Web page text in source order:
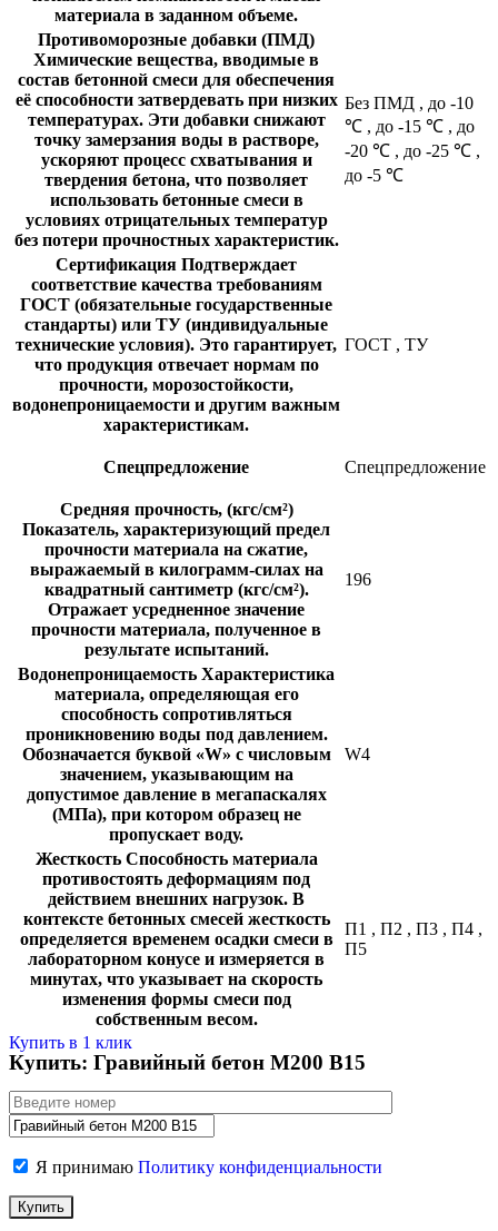
материала в заданном объеме.
Противоморозные добавки (ПМД)
Химические вещества, вводимые в
состав бетонной смеси для обеспечения
её способности затвердевать при низких
температурах. Эти добавки снижают
точку замерзания воды в растворе,
ускоряют процесс схватывания и
твердения бетона, что позволяет
использовать бетонные смеси в
условиях отрицательных температур
без потери прочностных характеристик.
Без ПМД , до -10
℃ , до -15 ℃ , до
-20 ℃ , до -25 ℃ ,
до -5 ℃
Сертификация Подтверждает
соответствие качества требованиям
ГОСТ (обязательные государственные
стандарты) или ТУ (индивидуальные
технические условия). Это гарантирует,
что продукция отвечает нормам по
прочности, морозостойкости,
водонепроницаемости и другим важным
характеристикам.
ГОСТ , ТУ
Спецпредложение Спецпредложение
Средняя прочность, (кгс/см²)
Показатель, характеризующий предел
прочности материала на сжатие,
выражаемый в килограмм-силах на
квадратный сантиметр (кгс/см²).
Отражает усредненное значение
прочности материала, полученное в
результате испытаний.
196
Водонепроницаемость Характеристика
материала, определяющая его
способность сопротивляться
проникновению воды под давлением.
Обозначается буквой «W» с числовым
значением, указывающим на
допустимое давление в мегапаскалях
(МПа), при котором образец не
пропускает воду.
W4
Жесткость Способность материала
противостоять деформациям под
действием внешних нагрузок. В
контексте бетонных смесей жесткость
определяется временем осадки смеси в
лабораторном конусе и измеряется в
минутах, что указывает на скорость
изменения формы смеси под
собственным весом.
П1 , П2 , П3 , П4 ,
П5
Купить в 1 клик
Купить: Гравийный бетон М200 В15
Я принимаю Политику конфиденциальности